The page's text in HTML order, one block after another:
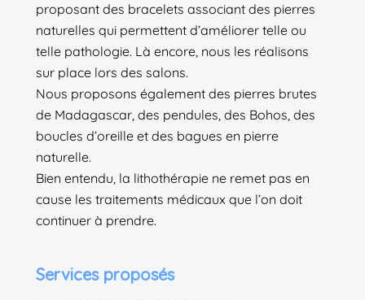
proposant des bracelets associant des pierres
naturelles qui permettent d’améliorer telle ou
telle pathologie. Là encore, nous les réalisons
sur place lors des salons.
Nous proposons également des pierres brutes
de Madagascar, des pendules, des Bohos, des
boucles d’oreille et des bagues en pierre
naturelle.
Bien entendu, la lithothérapie ne remet pas en
cause les traitements médicaux que l’on doit
continuer à prendre.
Services proposés